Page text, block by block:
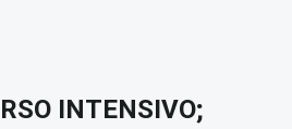
INTENSIVO;